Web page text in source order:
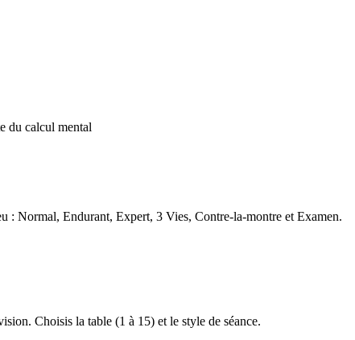
du calcul mental
: Normal, Endurant, Expert, 3 Vies, Contre-la-montre et Examen.
Choisis la table (1 à 15) et le style de séance.